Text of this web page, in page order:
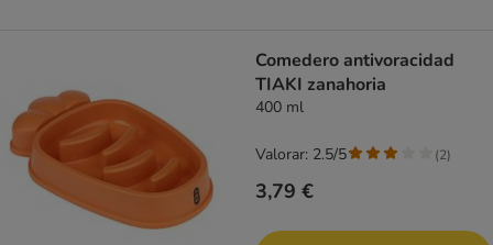
Comedero antivoracidad
TIAKI zanahoria
400 ml
3,79 €
Valorar: 2.5/5 (2)